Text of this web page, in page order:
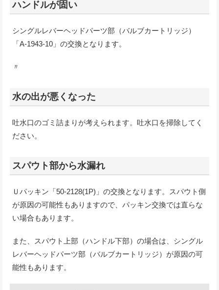
ハンドルが固い
シングルレバーヘッドパーツ部（バルブカートリッジ）
「A-1943-10」の交換となります。
〃
水の出が悪くなった
吐水口のゴミ詰まりが考えられます。吐水口を掃除してく
ださい。
スパウト部から水漏れ
Ｕパッキン「50-2128(1P)」の交換となります。スパウト側
が原因の可能性もありますので、パッキン交換では直らな
い場合もあります。
また、スパウト上部（ハンドル下部）の場合は、シングル
レバーヘッドパーツ部（バルブカートリッジ）が原因の可
能性もあります。